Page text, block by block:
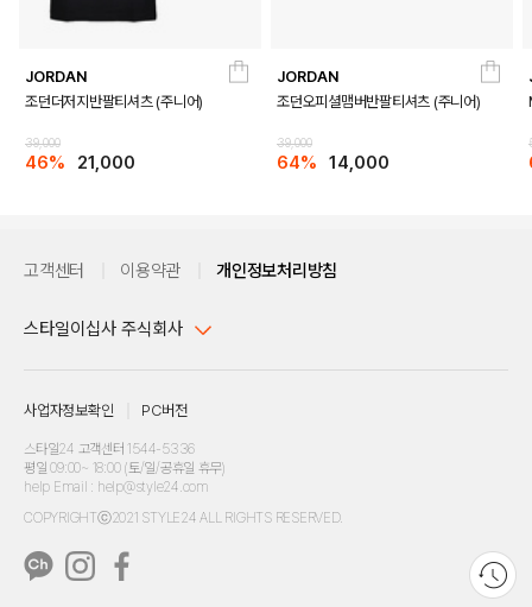
JORDAN
조던더저지반팔티셔츠 (주니어)
39,000
46% 21,000
JORDAN
조던오피셜맴버반팔티셔츠 (주니어)
39,000
64% 14,000
고객센터 이용약관 개인정보처리방침
스타일이십사 주식회사
주소 : 서울시 강남구 논현로 633, 6층 (논현동, 한세엠케이빌딩)
사업자등록번호 : 116-81-32499
통신판매업신고번호 : 제 2024-서울강남-04239
개인정보보호책임자 : 배기영
고객센터 1544-5336(평일 09:00~ 18:00 토/일/공휴일 휴무)
사업자정보확인 PC버전
스타일24 고객센터 1544-5336
평일 09:00~ 18:00 (토/일/공휴일 휴무)
help Email : help@style24.com
COPYRIGHTⓒ2021 STYLE24 ALL RIGHTS RESERVED.